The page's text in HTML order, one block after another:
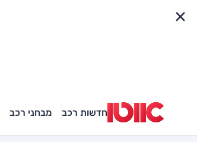
חדשות רכב מבחני רכב